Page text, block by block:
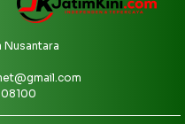
Nusantara